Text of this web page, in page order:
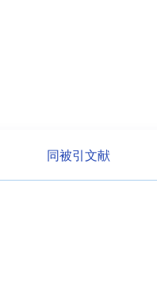
同被引文献